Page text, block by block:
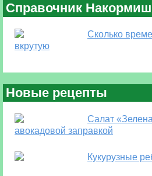
Справочник
Сколько
вкрутую
Новые рецепты
Салат
авокадовой заправкой
Кукурузные